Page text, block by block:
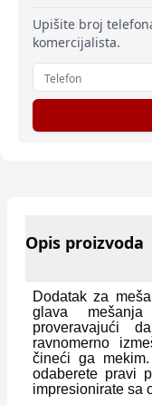
Upišite broj
komercijalista.
Opis proizvoda
Dodatak za
glava
proveravajući
ravnomerno
čineći ga
odaberete pravi
impresionirate sa